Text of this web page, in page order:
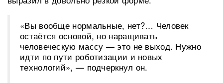
«Вы вообще нормальные, нет?… Человек
остаётся основой, но наращивать
человеческую массу — это не выход. Нужно
идти по пути роботизации и новых
технологий», — подчеркнул он.